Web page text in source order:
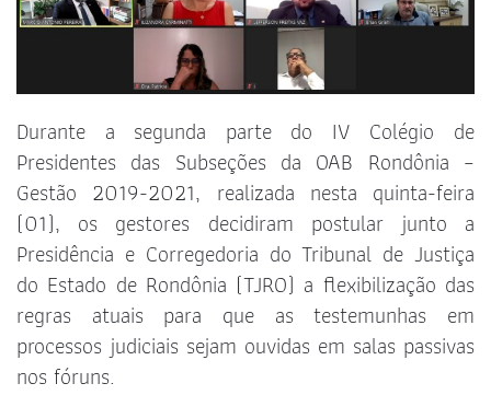
Durante a segunda parte do IV Colégio de
Presidentes das Subseções da OAB Rondônia –
Gestão 2019-2021, realizada nesta quinta-feira
(01), os gestores decidiram postular junto a
Presidência e Corregedoria do Tribunal de Justiça
do Estado de Rondônia (TJRO) a flexibilização das
regras atuais para que as testemunhas em
processos judiciais sejam ouvidas em salas passivas
nos fóruns.